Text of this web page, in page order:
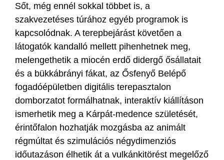
Sőt, még ennél sokkal többet is, a
szakvezetéses túrához egyéb programok is
kapcsolódnak. A terepbejárást követően a
látogatók kandalló mellett pihenhetnek meg,
melengethetik a miocén erdő didergő ősállatait
és a bükkábrányi fákat, az Ősfenyő Belépő
fogadóépületben digitális terepasztalon
domborzatot formálhatnak, interaktív kiállításon
ismerhetik meg a Kárpát-medence születését,
érintőfalon hozhatják mozgásba az animált
régmúltat és szimulációs négydimenziós
időutazáson élhetik át a vulkánkitörést megelőző